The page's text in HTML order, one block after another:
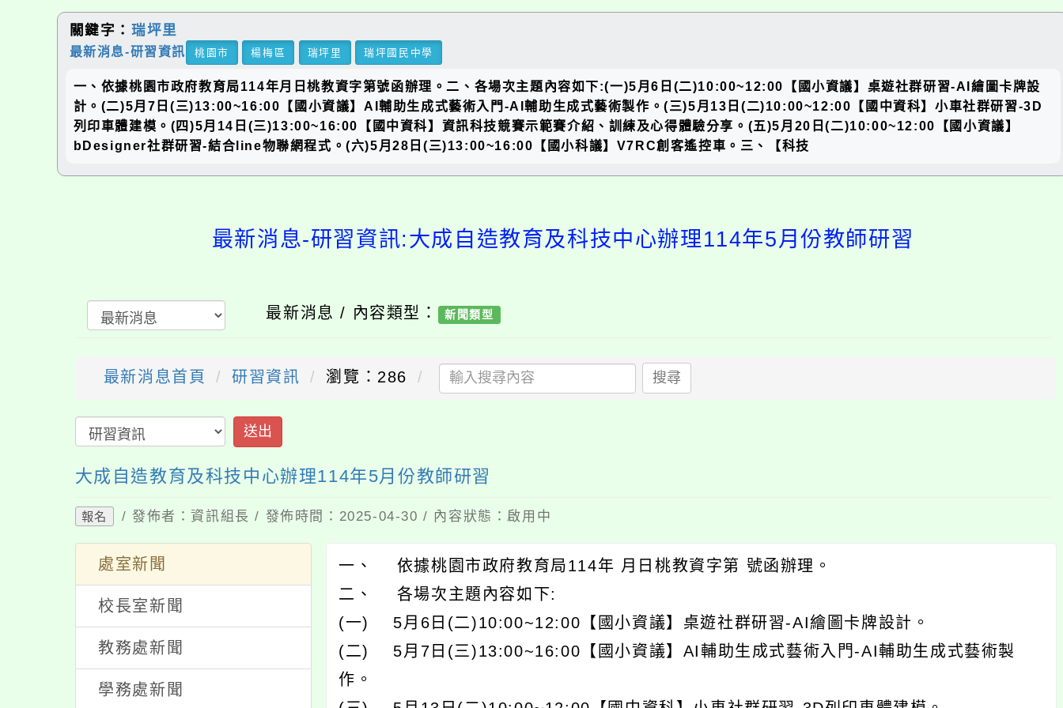
塊
關鍵字： 瑞坪里
最新消息-研習資訊 桃園市 楊梅區 瑞坪里 瑞坪國民中學
一、依據桃園市政府教育局114年月日桃教資字第號函辦理。二、各場次主題內容如下:(一)5月6日(二)10:00~12:00【國小資議】桌遊社群研習-AI繪圖卡牌設
計。(二)5月7日(三)13:00~16:00【國小資議】AI輔助生成式藝術入門-AI輔助生成式藝術製作。(三)5月13日(二)10:00~12:00【國中資科】小車社群研習-3D
列印車體建模。(四)5月14日(三)13:00~16:00【國中資科】資訊科技競賽示範賽介紹、訓練及心得體驗分享。(五)5月20日(二)10:00~12:00【國小資議】
bDesigner社群研習-結合line物聯網程式。(六)5月28日(三)13:00~16:00【國小科議】V7RC創客遙控車。三、【科技
最新消息-研習資訊:大成自造教育及科技中心辦理114年5月份教師研習
最新消息 / 內容類型： 新聞類型
最新消息首頁 研習資訊 瀏覽：286 搜尋
送出
大成自造教育及科技中心辦理114年5月份教師研習
報名 / 發佈者：資訊組長 / 發佈時間：2025-04-30 / 內容狀態：啟用中
處室新聞
校長室新聞
教務處新聞
學務處新聞
一、 依據桃園市政府教育局114年 月日桃教資字第 號函辦理。
二、 各場次主題內容如下:
(一) 5月6日(二)10:00~12:00【國小資議】桌遊社群研習-AI繪圖卡牌設計。
(二) 5月7日(三)13:00~16:00【國小資議】AI輔助生成式藝術入門-AI輔助生成式藝術製
作。